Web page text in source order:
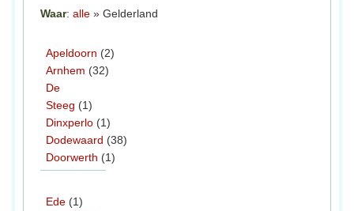
Waar: alle » Gelderland
Apeldoorn (2)
Arnhem (32)
De
Steeg (1)
Dinxperlo (1)
Dodewaard (38)
Doorwerth (1)
Ede (1)